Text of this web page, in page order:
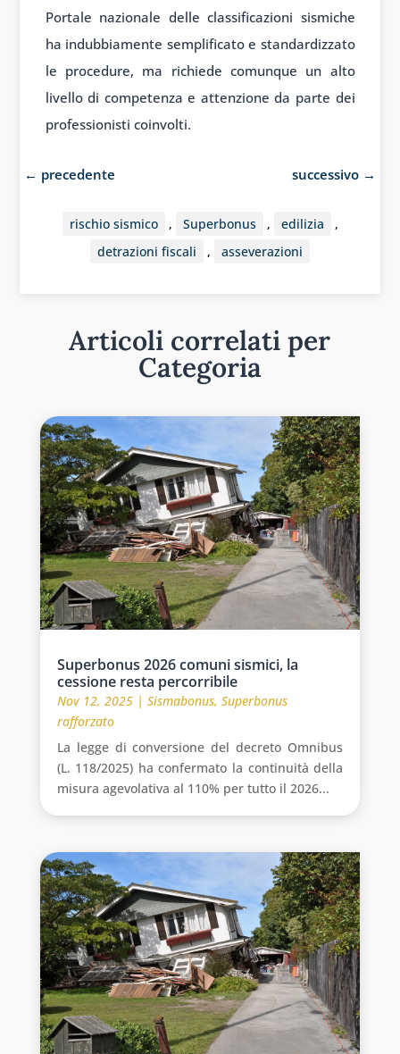
Portale nazionale delle classificazioni sismiche
ha indubbiamente semplificato e standardizzato
le procedure, ma richiede comunque un alto
livello di competenza e attenzione da parte dei
professionisti coinvolti.
← precedente successivo →
rischio sismico , Superbonus , edilizia
,
detrazioni fiscali
, asseverazioni
Articoli correlati per
Categoria
Superbonus 2026 comuni sismici, la
cessione resta percorribile
Nov 12, 2025| Sismabonus, Superbonus
rafforzato
La legge di conversione del decreto Omnibus
(L. 118/2025) ha confermato la continuità della
misura agevolativa al 110% per tutto il 2026...